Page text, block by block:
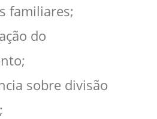
familiares;
do
sobre divisão